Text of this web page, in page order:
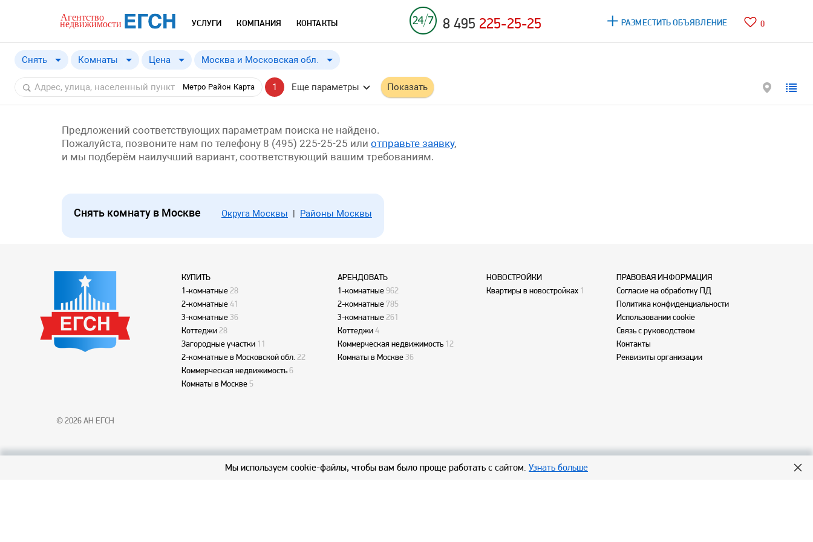
УСЛУГИ КОМПАНИЯ КОНТАКТЫ 8 495 225-25-25 РАЗМЕСТИТЬ ОБЪЯВЛЕНИЕ 0
Снять
Купить
Снять
Комнаты Цена
от до Применить
Москва и Московская обл.
Москва и Московская обл.
Москва
Московская обл.
Метро Район Карта 1 Еще параметры Показать
Предложений соответствующих параметрам поиска не найдено.
Пожалуйста, позвоните нам по телефону 8 (495) 225-25-25 или отправьте заявку,
и мы подберём наилучший вариант, соответствующий вашим требованиям.
Снять комнату в Москве Округа Москвы | Районы Москвы
© 2026 АН ЕГСН
КУПИТЬ
1-комнатные 28
2-комнатные 41
3-комнатные 36
Коттеджи 28
Загородные участки 11
2-комнатные в Московской обл. 22
Коммерческая недвижимость 6
Комнаты в Москве 5
АРЕНДОВАТЬ
1-комнатные962
2-комнатные785
3-комнатные 261
Коттеджи4
Коммерческая недвижимость 12
Комнаты в Москве 36
НОВОСТРОЙКИ
Квартиры в новостройках 1
ПРАВОВАЯ ИНФОРМАЦИЯ
Согласие на обработку ПД
Политика конфиденциальности
Использовании cookie
Связь с руководством
Контакты
Реквизиты организации
Мы используем cookie-файлы, чтобы вам было проще работать с сайтом. Узнать больше